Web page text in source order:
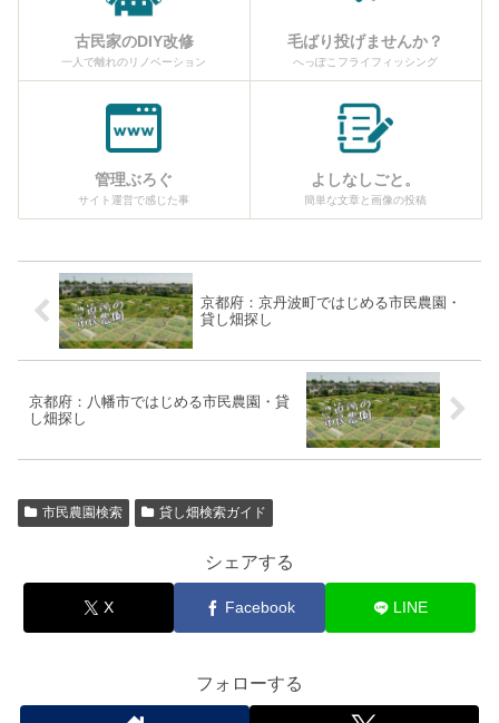
古民家のDIY改修
一人で離れのリノベーション
毛ばり投げませんか？
へっぽこフライフィッシング
管理ぶろぐ
サイト運営で感じた事
よしなしごと。
簡単な文章と画像の投稿
京都府：京丹波町ではじめる市民農園・
貸し畑探し
京都府：八幡市ではじめる市民農園・貸
し畑探し
市民農園検索 貸し畑検索ガイド
シェアする
X Facebook LINE
フォローする